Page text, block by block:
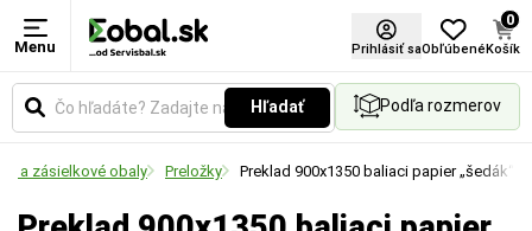
Menu Prihlásiť saObľúbené
0
Košík
Hľadať Podľa rozmerov
a zásielkové obaly Preložky Preklad 900x1350 baliaci papier „šedák“